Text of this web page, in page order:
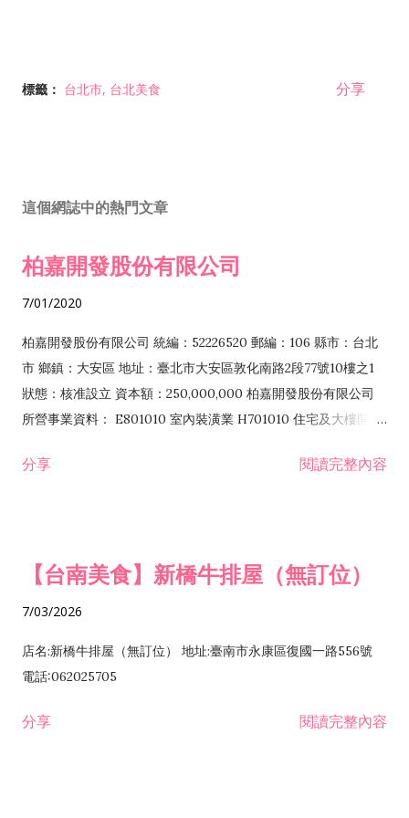
標籤： 台北市 台北美食 分享
這個網誌中的熱門文章
柏嘉開發股份有限公司
7/01/2020
柏嘉開發股份有限公司 統編：52226520 郵編：106 縣市：台北
市 鄉鎮：大安區 地址：臺北市大安區敦化南路2段77號10樓之1
狀態：核准設立 資本額：250,000,000 柏嘉開發股份有限公司
所營事業資料： E801010 室內裝潢業 H701010 住宅及大樓開發
發業 H703090 不動產買賣業 H703100 不動產租賃業 I503010
分享 閱讀完整內容
【台南美食】新橋牛排屋（無訂位）
7/03/2026
店名:新橋牛排屋（無訂位） 地址:臺南市永康區復國一路556號
電話:062025705
分享 閱讀完整內容